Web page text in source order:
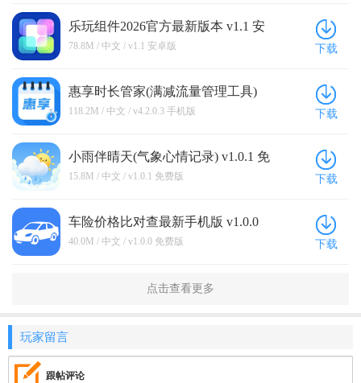
乐玩组件2026官方最新版本 v1.1 安
卓版
78.8M / 中文 / v1.1 安卓版 下载
惠享时长管家(满减流量管理工具)
v4.2.0.3 手机版
118.2M / 中文 / v4.2.0.3 手机版 下载
小雨伴晴天(气象心情记录) v1.0.1 免
费版
15.8M / 中文 / v1.0.1 免费版 下载
车险价格比对查最新手机版 v1.0.0
免费版
40.0M / 中文 / v1.0.0 免费版 下载
点击查看更多
玩家留言
跟帖评论